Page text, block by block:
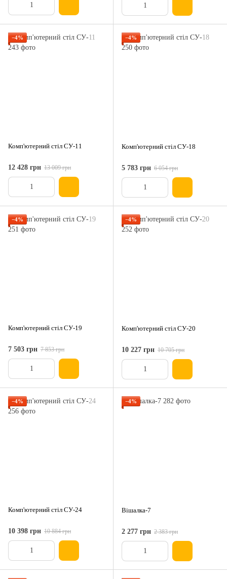
−4%
Комп'ютерний стіл СУ-11
12 428 грн 13 009 грн
−4%
Комп'ютерний стіл СУ-18
5 783 грн 6 054 грн
−4%
Комп'ютерний стіл СУ-19
7 503 грн 7 853 грн
−4%
Комп'ютерний стіл СУ-20
10 227 грн 10 705 грн
−4%
Комп'ютерний стіл СУ-24
10 398 грн 10 884 грн
−4%
Вішалка-7
2 277 грн 2 383 грн